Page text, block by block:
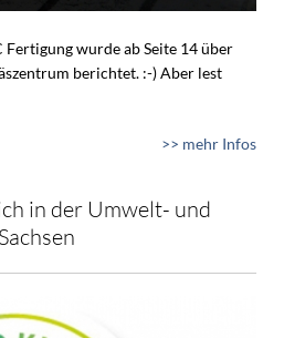
Fertigung wurde ab Seite 14 über
berichtet. :-) Aber lest
>> mehr Infos
in der Umwelt- und